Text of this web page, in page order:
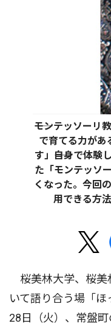
――モンテッソー
で育てる力があ
す」――自身で体
た「モンテッソ
くなった。今回
用できる方
桜美林大学、桜美
いて語り合う場「
28日（火）、常盤町